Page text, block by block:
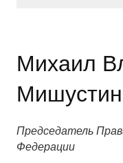
Михаил
Мишустин
Председатель
Федерации